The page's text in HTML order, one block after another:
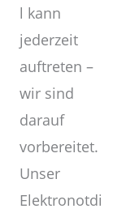
l kann
jederzeit
auftreten –
wir sind
darauf
vorbereitet.
Unser
Elektronotdi